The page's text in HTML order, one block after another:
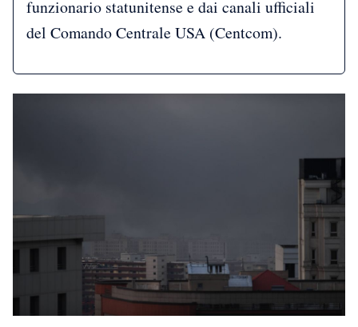
funzionario statunitense e dai canali ufficiali
del Comando Centrale USA (Centcom).